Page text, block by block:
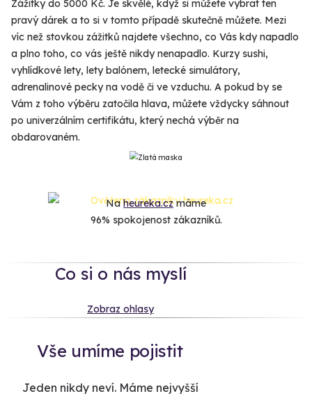
Zážitky do 5000 Kč. Je skvělé, když si můžete vybrat ten
pravý dárek a to si v tomto případě skutečně můžete. Mezi
víc než stovkou zážitků najdete všechno, co Vás kdy napadlo
a plno toho, co vás ještě nikdy nenapadlo. Kurzy sushi,
vyhlídkové lety, lety balónem, letecké simulátory,
adrenalinové pecky na vodě či ve vzduchu. A pokud by se
Vám z toho výběru zatočila hlava, můžete vždycky sáhnout
po univerzálním certifikátu, který nechá výběr na
obdarovaném.
Naheureka.czmáme
96% spokojenost zákazníků.
Co si o nás myslí
Zobraz ohlasy
Vše umíme pojistit
Jeden nikdy neví. Máme nejvyšší